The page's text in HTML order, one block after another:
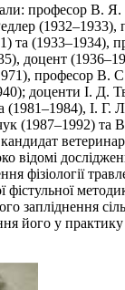
професор В.
(1932–1933),
та (1933–1934),
доцент
професор В.
доценти І. Д.
І. Г.
(1987–1992) та
відомі
фізіології
запліднення
його у